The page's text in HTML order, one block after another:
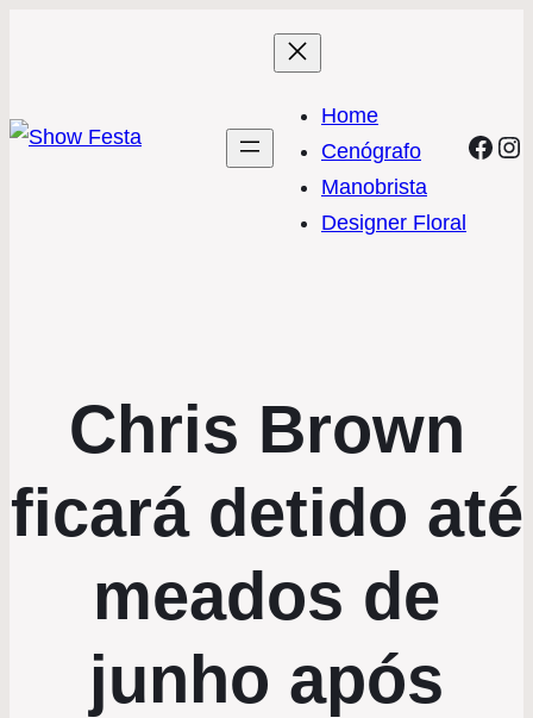
Home
Cenógrafo
Manobrista
Designer Floral
Chris Brown
ficará detido até
meados de
junho após